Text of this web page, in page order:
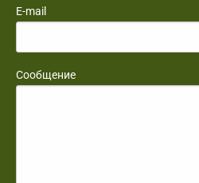
E-mail
Сообщение